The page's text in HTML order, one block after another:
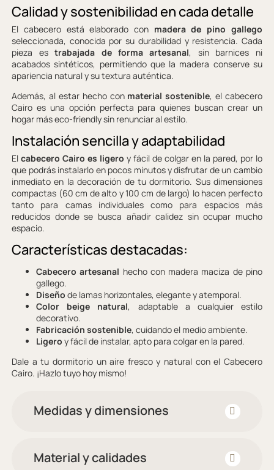
Calidad y sostenibilidad en cada detalle
El cabecero está elaborado con madera de pino gallego
seleccionada, conocida por su durabilidad y resistencia. Cada
pieza estrabajada de forma artesanal, sin barnices ni
acabados sintéticos, permitiendo que la madera conserve su
apariencia natural y su textura auténtica.
Además, al estar hecho con material sostenible, el cabecero
Cairo es una opción perfecta para quienes buscan crear un
hogar más eco-friendly sin renunciar al estilo.
Instalación sencilla y adaptabilidad
Elcabecero Cairo es ligero y fácil de colgar en la pared, por lo
que podrás instalarlo en pocos minutos y disfrutar de un cambio
inmediato en la decoración de tu dormitorio. Sus dimensiones
compactas (60 cm de alto y 100 cm de largo) lo hacen perfecto
tanto para camas individuales como para espacios más
reducidos donde se busca añadir calidez sin ocupar mucho
espacio.
Características destacadas:
Cabecero artesanal hecho con madera maciza de pino
gallego.
Diseño de lamas horizontales, elegante y atemporal.
Color beige natural, adaptable a cualquier estilo
decorativo.
Fabricación sostenible, cuidando el medio ambiente.
Ligero y fácil de instalar, apto para colgar en la pared.
Dale a tu dormitorio un aire fresco y natural con el Cabecero
Cairo. ¡Hazlo tuyo hoy mismo!
Medidas y dimensiones
Material y calidades